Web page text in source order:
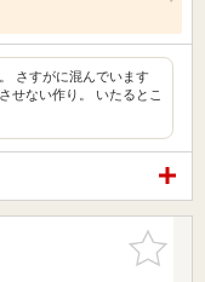
さすがに混んでいます
せない作り。 いたるとこ
お気に入
りに追加